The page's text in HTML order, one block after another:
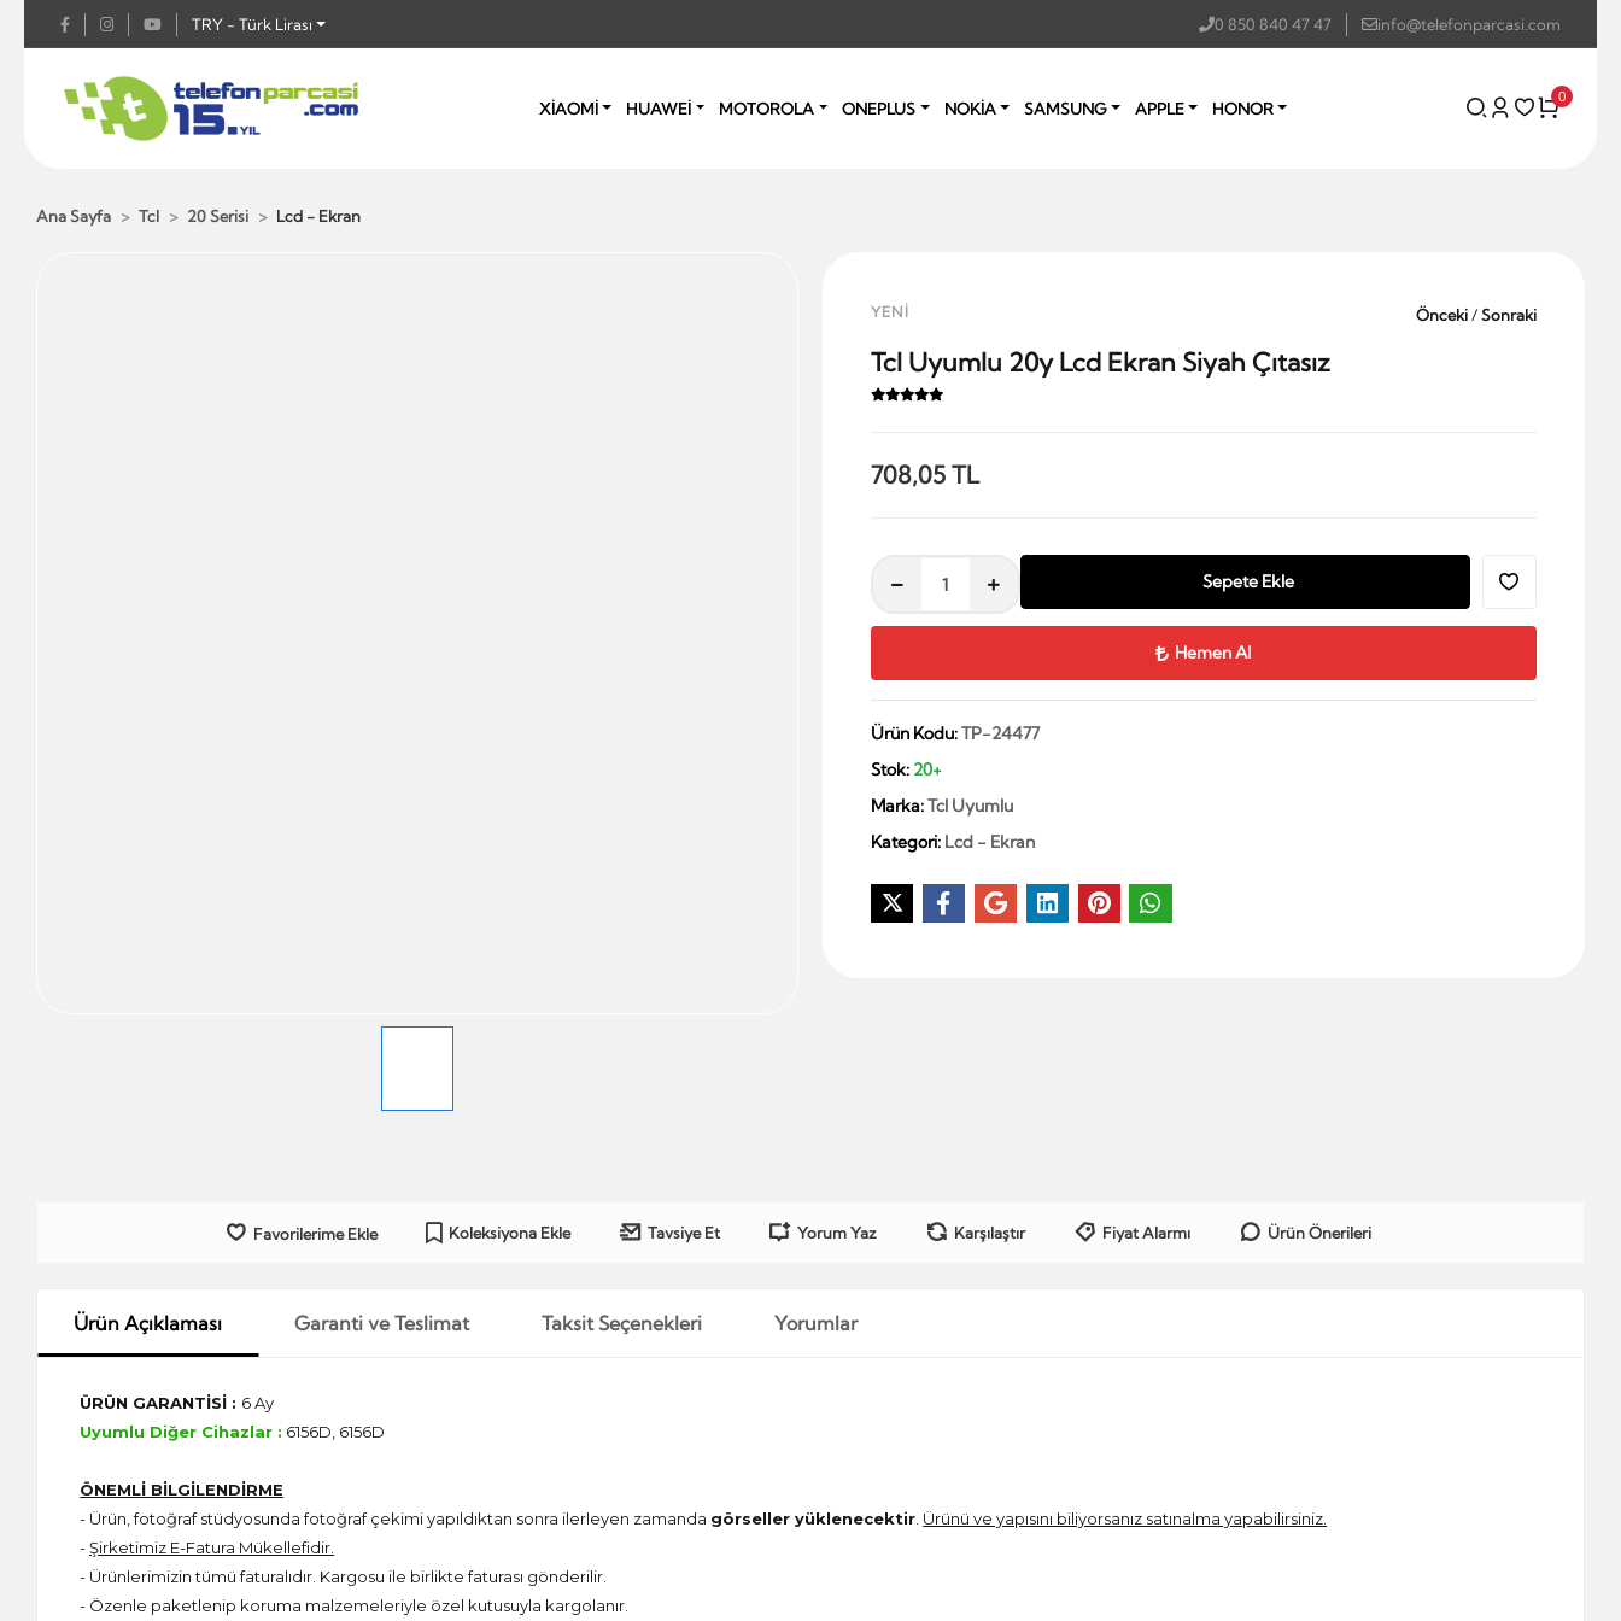
TRY - Türk Lirası 0 850 840 47 47 info@telefonparcasi.com
XİAOMİ HUAWEİ MOTOROLA ONEPLUS NOKİA SAMSUNG APPLE HONOR
0
Ana Sayfa Tcl 20 Serisi Lcd - Ekran
YENİ Önceki/Sonraki
Tcl Uyumlu 20y Lcd Ekran Siyah Çıtasız
708,05 TL
Sepete Ekle
Hemen Al
Ürün Kodu:TP-24477
Stok: 20+
Marka:Tcl Uyumlu
Kategori: Lcd - Ekran
Favorilerime Ekle Koleksiyona Ekle Tavsiye Et Yorum Yaz Karşılaştır Fiyat Alarmı Ürün Önerileri
Ürün Açıklaması Garanti ve Teslimat Taksit Seçenekleri Yorumlar
ÜRÜN GARANTİSİ : 6 Ay
Uyumlu Diğer Cihazlar : 6156D, 6156D
ÖNEMLİ BİLGİLENDİRME
- Ürün, fotoğraf stüdyosunda fotoğraf çekimi yapıldıktan sonra ilerleyen zamanda görseller yüklenecektir. Ürünü ve yapısını biliyorsanız satınalma yapabilirsiniz.
-Şirketimiz E-Fatura Mükellefidir.
- Ürünlerimizin tümü faturalıdır. Kargosu ile birlikte faturası gönderilir.
- Özenle paketlenip koruma malzemeleriyle özel kutusuyla kargolanır.